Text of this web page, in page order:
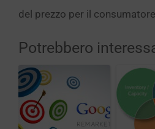
del prezzo per il
Potrebbero